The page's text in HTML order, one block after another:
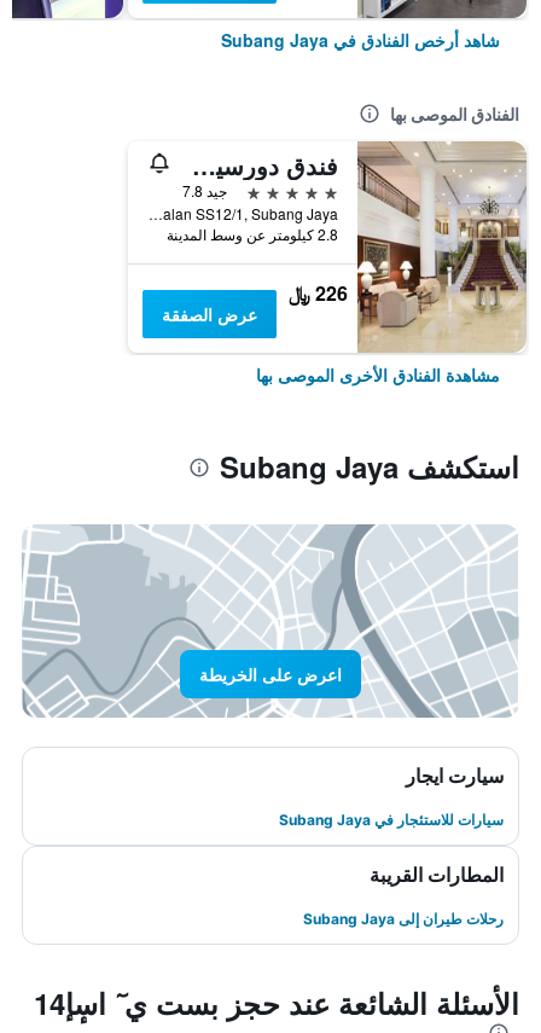
شاهد أرخص الفنادق في Subang Jaya
الفنادق الموصى بها
فندق دورسيت غراند سوبانغ
5 نجوم
جيد 7.8
Jalan SS12/1, Subang Jaya, ماليزيا
2.8 كيلومتر عن وسط المدينة
226 ﷼
عرض الصفقة
مشاهدة الفنادق الأخرى الموصى بها
استكشف Subang Jaya
اعرض على الخريطة
سيارت ايجار
سيارات للاستئجار في Subang Jaya
المطارات القريبة
رحلات طيران إلى Subang Jaya
الأسئلة الشائعة عند حجز بست ي ٓ اسٕإ14